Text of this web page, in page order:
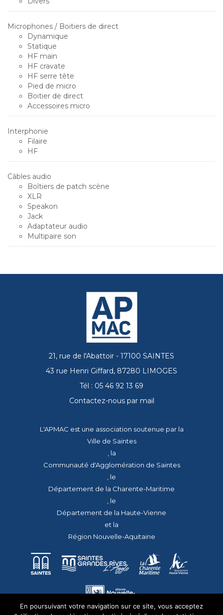
Microphones / Boitiers de direct
Dynamique
Statique
HF main
HF cravate
HF serre tête
Pied de micro
Boitier de direct
Accessoires micro
Interphonie
Filaire
HF
Câbles audio
Boîtiers de patch scène
XLR
Speakon
Jack
Adaptateur audio
Multipaire son
21, rue de l'Abattoir - 17100 SAINTES
43 rue Henri Giffard, 87280 LIMOGES
Tél : 05 46 92 13 69
Contactez-nous par mail
L'APMAC est une association soutenue par la
Ville de Saintes
, la
Communauté d'Agglomération de Saintes
, le
Département de la Charente-Maritime
, le
Département de la Haute-Vienne
et la
Région Nouvelle-Aquitaine
En poursuivant votre navigation sur ce site, vous acceptez